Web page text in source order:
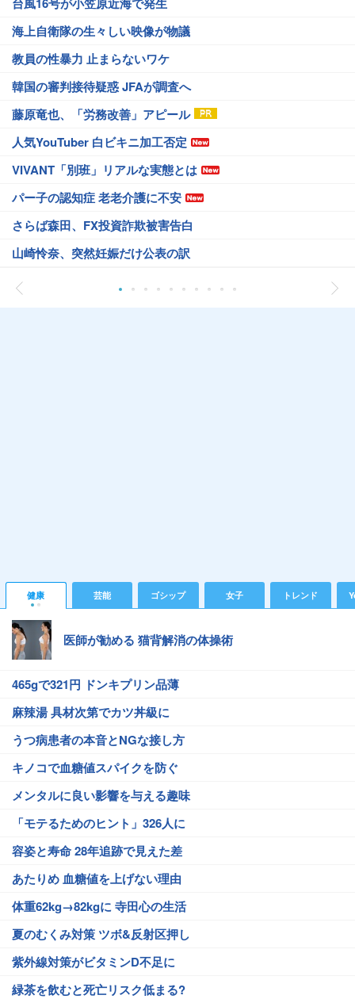
海上自衛隊の生々しい映像が物議
教員の性暴力 止まらないワケ
韓国の審判接待疑惑 JFAが調査へ
藤原竜也、「労務改善」アピール
人気YouTuber 白ビキニ加工否定
VIVANT「別班」リアルな実態とは
パー子の認知症 老老介護に不安
さらば森田、FX投資詐欺被害告白
山崎怜奈、突然妊娠だけ公表の訳
健康 芸能 ゴシップ 女子 トレンド
医師が勧める 猫背解消の体操術
465gで321円 ドンキプリン品薄
麻辣湯 具材次第でカツ丼級に
うつ病患者の本音とNGな接し方
キノコで血糖値スパイクを防ぐ
メンタルに良い影響を与える趣味
「モテるためのヒント」326人に
容姿と寿命 28年追跡で見えた差
あたりめ 血糖値を上げない理由
体重62kg→82kgに 寺田心の生活
夏のむくみ対策 ツボ&反射区押し
紫外線対策がビタミンD不足に
緑茶を飲むと死亡リスク低まる?